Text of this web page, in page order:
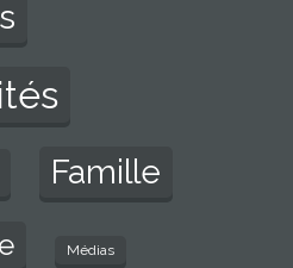
Famille
Médias